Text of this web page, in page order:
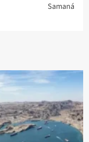
Samaná